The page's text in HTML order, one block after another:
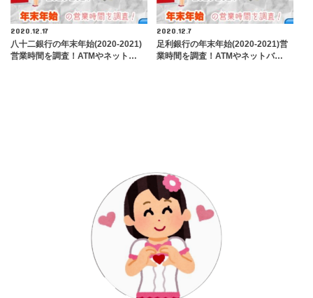
2020.12.17
八十二銀行の年末年始(2020-2021)
営業時間を調査！ATMやネット…
2020.12.7
足利銀行の年末年始(2020-2021)営
業時間を調査！ATMやネットバ…